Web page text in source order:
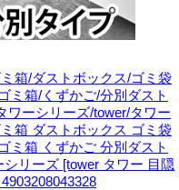
箱/ダストボックス/ゴミ袋
ミ箱/くずかご/分別ダスト
ワーシリーズ/tower/タワー
箱 ダストボックス ゴミ袋
ミ箱 くずかご 分別ダスト
リーズ [tower タワー 目隠